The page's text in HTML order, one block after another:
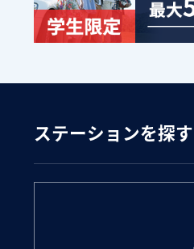
ステーションを探す